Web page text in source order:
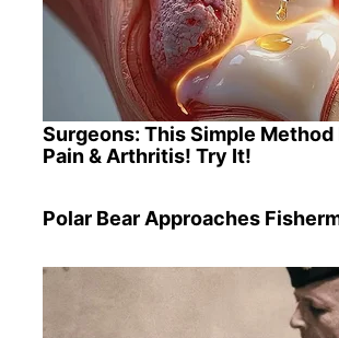
Surgeons: This Simple Method
Pain & Arthritis! Try It!
Polar Bear Approaches